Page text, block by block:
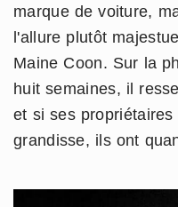
marque de voiture,
l'allure plutôt
Maine Coon. Sur la
huit semaines, il
et si ses propriétaires
grandisse, ils ont